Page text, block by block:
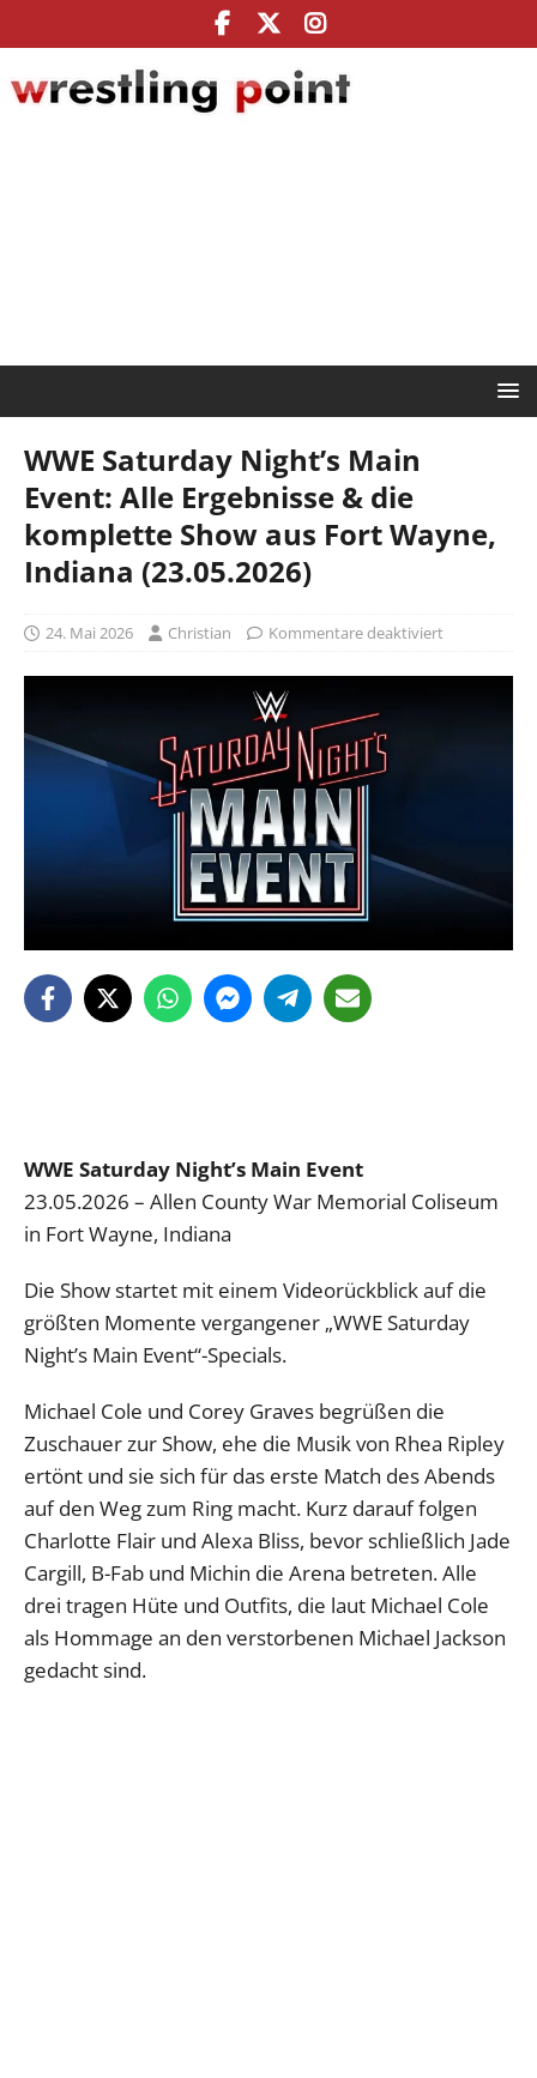
WWE Saturday Night’s Main
Event: Alle Ergebnisse & die
komplette Show aus Fort Wayne,
Indiana (23.05.2026)
24. Mai 2026 Christian Kommentare deaktiviert
WWE Saturday Night’s Main Event
23.05.2026 – Allen County War Memorial Coliseum
in Fort Wayne, Indiana
Die Show startet mit einem Videorückblick auf die
größten Momente vergangener „WWE Saturday
Night’s Main Event“-Specials.
Michael Cole und Corey Graves begrüßen die
Zuschauer zur Show, ehe die Musik von Rhea Ripley
ertönt und sie sich für das erste Match des Abends
auf den Weg zum Ring macht. Kurz darauf folgen
Charlotte Flair und Alexa Bliss, bevor schließlich Jade
Cargill, B-Fab und Michin die Arena betreten. Alle
drei tragen Hüte und Outfits, die laut Michael Cole
als Hommage an den verstorbenen Michael Jackson
gedacht sind.